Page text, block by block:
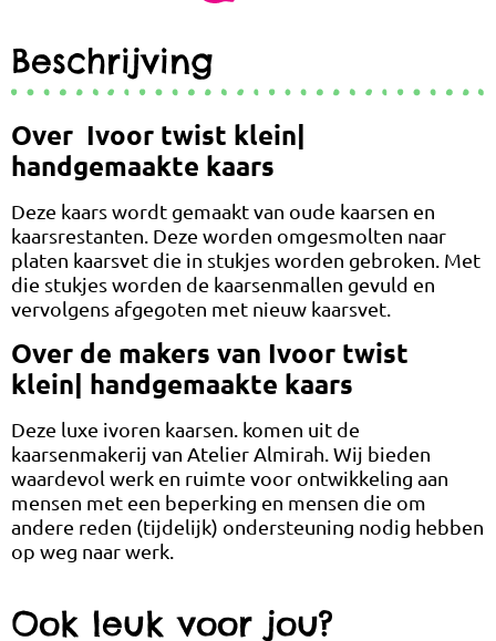
Beschrijving
Over Ivoor twist klein|
handgemaakte kaars
Deze kaars wordt gemaakt van oude kaarsen en
kaarsrestanten. Deze worden omgesmolten naar
platen kaarsvet die in stukjes worden gebroken. Met
die stukjes worden de kaarsenmallen gevuld en
vervolgens afgegoten met nieuw kaarsvet.
Over de makers van Ivoor twist
klein| handgemaakte kaars
Deze luxe ivoren kaarsen. komen uit de
kaarsenmakerij van Atelier Almirah. Wij bieden
waardevol werk en ruimte voor ontwikkeling aan
mensen met een beperking en mensen die om
andere reden (tijdelijk) ondersteuning nodig hebben
op weg naar werk.
Ook leuk voor jou?